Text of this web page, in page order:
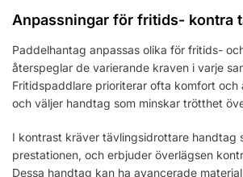
Anpassningar för fritids- kontra
Paddelhantag anpassas olika för fritids-
återspeglar de varierande kraven i varje
Fritidspaddlare prioriterar ofta komfort och
och väljer handtag som minskar trötthet
I kontrast kräver tävlingsidrottare handtag
prestationen, och erbjuder överlägsen
Dessa handtag kan ha avancerade